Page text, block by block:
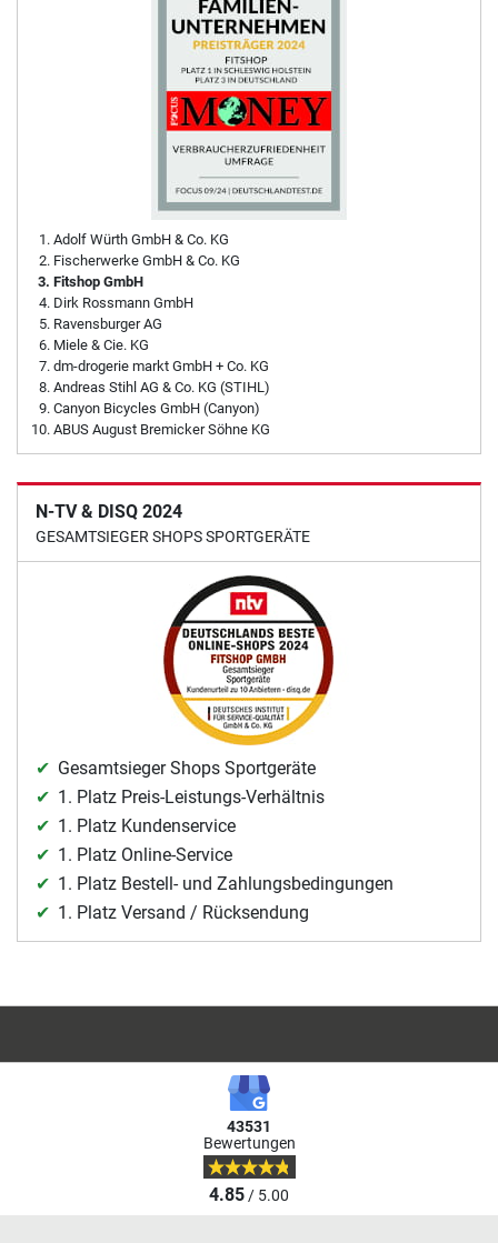
Adolf Würth GmbH & Co. KG
Fischerwerke GmbH & Co. KG
Fitshop GmbH
Dirk Rossmann GmbH
Ravensburger AG
Miele & Cie. KG
dm-drogerie markt GmbH + Co. KG
Andreas Stihl AG & Co. KG (STIHL)
Canyon Bicycles GmbH (Canyon)
ABUS August Bremicker Söhne KG
N-TV & DISQ 2024
GESAMTSIEGER SHOPS SPORTGERÄTE
Gesamtsieger Shops Sportgeräte
1. Platz Preis-Leistungs-Verhältnis
1. Platz Kundenservice
1. Platz Online-Service
1. Platz Bestell- und Zahlungsbedingungen
1. Platz Versand / Rücksendung
43531
Bewertungen
4.85/ 5.00